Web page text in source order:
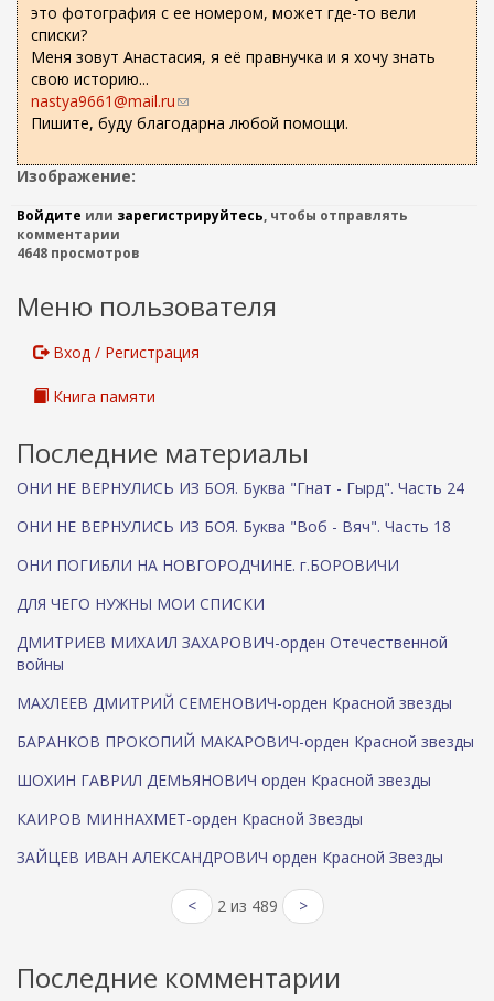
это фотография с ее номером, может где-то вели
списки?
Меня зовут Анастасия, я её правнучка и я хочу знать
свою историю...
nastya9661@mail.ru(
с
ы
к
я
о
п
к
e
m
i
)
Пишите, буду благодарна любой помощи.
Изображение:
Войдите или зарегистрируйтесь, чтобы отправлять
комментарии
4648 просмотров
Меню пользователя
Вход / Регистрация
Книга памяти
Последние материалы
ОНИ НЕ ВЕРНУЛИСЬ ИЗ БОЯ. Буква "Гнат - Гырд". Часть 24
ОНИ НЕ ВЕРНУЛИСЬ ИЗ БОЯ. Буква "Воб - Вяч". Часть 18
ОНИ ПОГИБЛИ НА НОВГОРОДЧИНЕ. г.БОРОВИЧИ
ДЛЯ ЧЕГО НУЖНЫ МОИ СПИСКИ
ДМИТРИЕВ МИХАИЛ ЗАХАРОВИЧ-орден Отечественной
войны
МАХЛЕЕВ ДМИТРИЙ СЕМЕНОВИЧ-орден Красной звезды
БАРАНКОВ ПРОКОПИЙ МАКАРОВИЧ-орден Красной звезды
ШОХИН ГАВРИЛ ДЕМЬЯНОВИЧ орден Красной звезды
КАИРОВ МИННАХМЕТ-орден Красной Звезды
ЗАЙЦЕВ ИВАН АЛЕКСАНДРОВИЧ орден Красной Звезды
< 2 из 489 >
Последние комментарии